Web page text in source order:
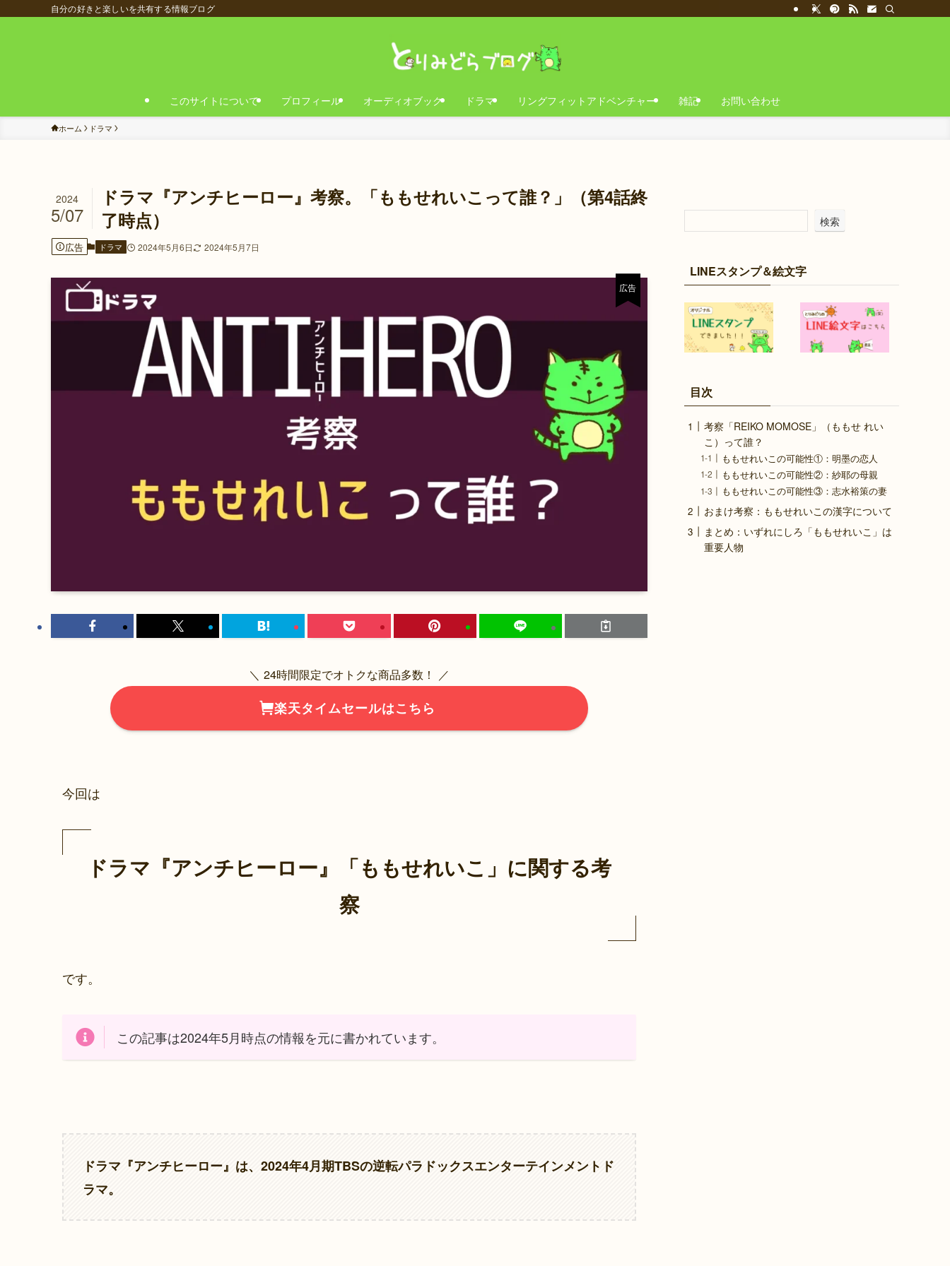
自分の好きと楽しいを共有する情報ブログ
このサイトについて プロフィール オーディオブック ドラマ リングフィットアドベンチャー 雑記 お問い合わせ
ホーム ドラマ
ドラマ『アンチヒーロー』考察。「ももせれいこって誰？」（第4話終
了時点）
2024
5/07
広告 ドラマ 2024年5月6日 2024年5月7日
＼ 24時間限定でオトクな商品多数！ ／
楽天タイムセールはこちら
今回は
ドラマ『アンチヒーロー』「ももせれいこ」に関する考
察
です。
この記事は2024年5月時点の情報を元に書かれています。
ドラマ『アンチヒーロー』は、2024年4月期TBSの逆転パラドックスエンターテインメントド
ラマ。
検索
LINEスタンプ＆絵文字
目次
考察「REIKO MOMOSE」（ももせ れい
こ）って誰？
ももせれいこの可能性①：明墨の恋人
ももせれいこの可能性②：紗耶の母親
ももせれいこの可能性③：志水裕策の妻
おまけ考察：ももせれいこの漢字について
まとめ：いずれにしろ「ももせれいこ」は
重要人物